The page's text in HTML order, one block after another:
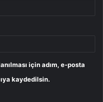
için adım, e-posta
kaydedilsin.